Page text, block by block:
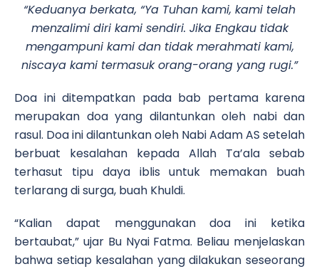
“Keduanya berkata, “Ya Tuhan kami, kami telah
menzalimi diri kami sendiri. Jika Engkau tidak
mengampuni kami dan tidak merahmati kami,
niscaya kami termasuk orang-orang yang rugi.”
Doa ini ditempatkan pada bab pertama karena
merupakan doa yang dilantunkan oleh nabi dan
rasul. Doa ini dilantunkan oleh Nabi Adam AS setelah
berbuat kesalahan kepada Allah Ta’ala sebab
terhasut tipu daya iblis untuk memakan buah
terlarang di surga, buah Khuldi.
“Kalian dapat menggunakan doa ini ketika
bertaubat,” ujar Bu Nyai Fatma. Beliau menjelaskan
bahwa setiap kesalahan yang dilakukan seseorang